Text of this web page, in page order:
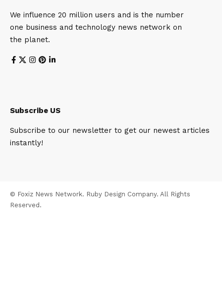
We influence 20 million users and is the number
one business and technology news network on
the planet.
Subscribe US
Subscribe to our newsletter to get our newest articles
instantly!
© Foxiz News Network. Ruby Design Company. All Rights
Reserved.